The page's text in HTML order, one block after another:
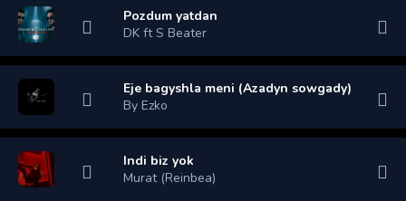
Pozdum yatdan
DK ft S Beater
Eje bagyshla meni (Azadyn sowgady)
By Ezko
Indi biz yok
Murat (Reinbea)